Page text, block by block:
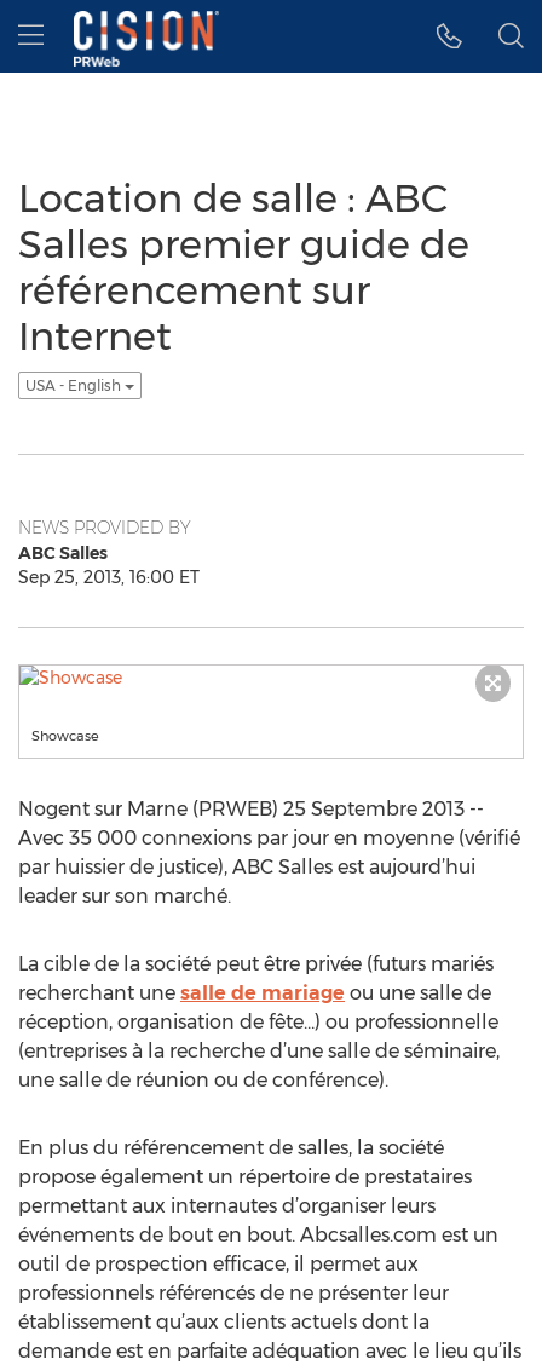
Accessibility Statement
Skip Navigation
Hamburger menu
Location de salle : ABC
Salles premier guide de
référencement sur
Internet
USA - English
NEWS PROVIDED BY
ABC Salles
Sep 25, 2013, 16:00 ET
Showcase
Nogent sur Marne (PRWEB) 25 Septembre 2013 --
Avec 35 000 connexions par jour en moyenne (vérifié
par huissier de justice), ABC Salles est aujourd’hui
leader sur son marché.
La cible de la société peut être privée (futurs mariés
recherchant une salle de mariage ou une salle de
réception, organisation de fête…) ou professionnelle
(entreprises à la recherche d’une salle de séminaire,
une salle de réunion ou de conférence).
En plus du référencement de salles, la société
propose également un répertoire de prestataires
permettant aux internautes d’organiser leurs
événements de bout en bout. Abcsalles.com est un
outil de prospection efficace, il permet aux
professionnels référencés de ne présenter leur
établissement qu’aux clients actuels dont la
demande est en parfaite adéquation avec le lieu qu’ils